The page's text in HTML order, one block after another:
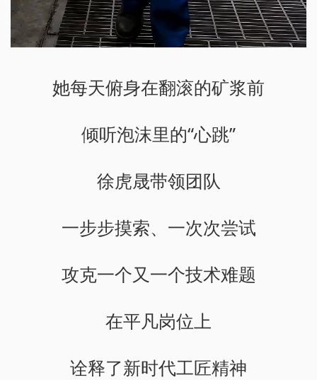
她每天俯身在翻滚的矿浆前
倾听泡沫里的“心跳”
徐虎晟带领团队
一步步摸索、一次次尝试
攻克一个又一个技术难题
在平凡岗位上
诠释了新时代工匠精神